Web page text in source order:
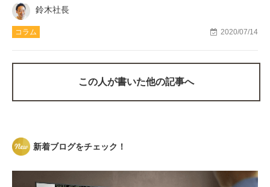
鈴木社長
コラム 2020/07/14
この人が書いた他の記事へ
新着ブログをチェック！